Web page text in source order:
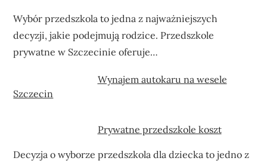
Wybór przedszkola to jedna z najważniejszych
decyzji, jakie podejmują rodzice. Przedszkole
prywatne w Szczecinie oferuje…
Wynajem autokaru na wesele
Szczecin
Prywatne przedszkole koszt
Decyzja o wyborze przedszkola dla dziecka to jedno z